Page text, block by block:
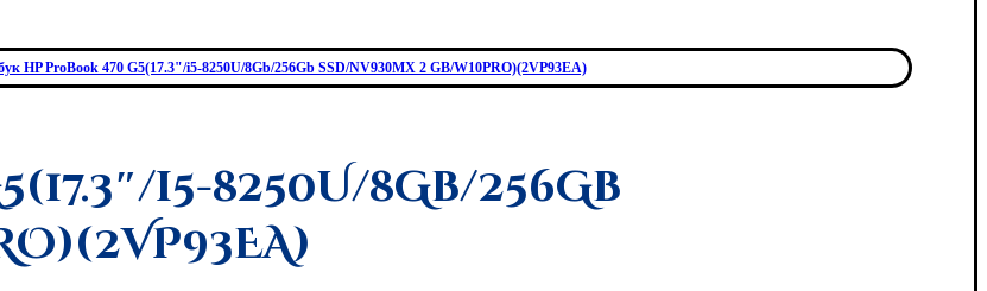
HP ProBook 470 G5(17.3"/i5-8250U/8Gb/256Gb SSD/NV930MX 2 GB/W10PRO)(2VP93EA)
i5-8250U/8Gb/256Gb